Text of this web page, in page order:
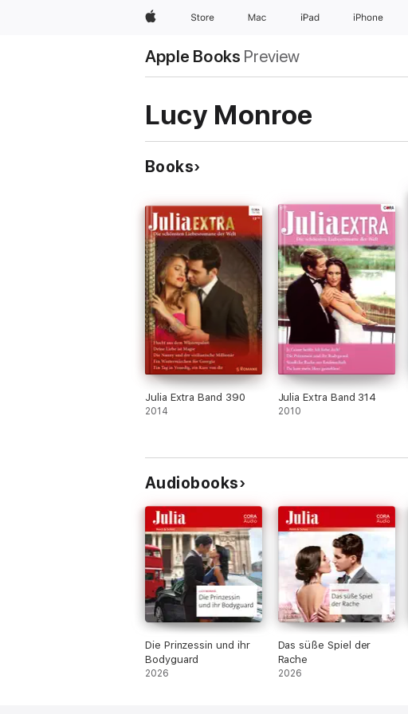
Apple Store Mac iPad iPhone
Apple Books Preview
Lucy Monroe
Books
Julia Extra Band 390
2014
Julia Extra Band 314
2010
Audiobooks
Die Prinzessin und ihr
Bodyguard
2026
Das süße Spiel der
Rache
2026